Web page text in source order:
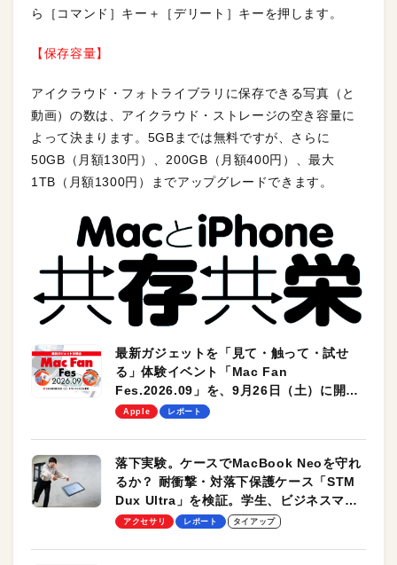
ら［コマンド］キー＋［デリート］キーを押します。
【保存容量】
アイクラウド・フォトライブラリに保存できる写真（と
動画）の数は、アイクラウド・ストレージの空き容量に
よって決まります。5GBまでは無料ですが、さらに
50GB（月額130円）、200GB（月額400円）、最大
1TB（月額1300円）までアップグレードできます。
最新ガジェットを「見て・触って・試せ
る」体験イベント「Mac Fan
Fes.2026.09」を、9月26日（土）に開催
します！
Apple レポート
落下実験。ケースでMacBook Neoを守れ
るか？ 耐衝撃・対落下保護ケース「STM
Dux Ultra」を検証。学生、ビジネスマン
のモバイルユースに最適！
アクセサリ レポート タイアップ